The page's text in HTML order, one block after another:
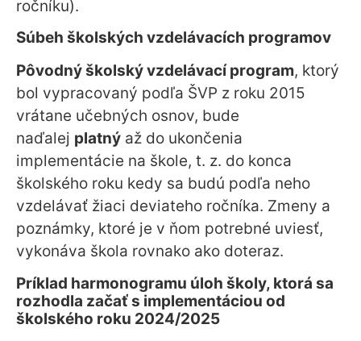
ročníku).
Súbeh školských vzdelávacích programov
Pôvodný školský vzdelávací program, ktorý
bol vypracovaný podľa ŠVP z roku 2015
vrátane učebných osnov, bude
naďalej platný až do ukončenia
implementácie na škole, t. z. do konca
školského roku kedy sa budú podľa neho
vzdelávať žiaci deviateho ročníka. Zmeny a
poznámky, ktoré je v ňom potrebné uviesť,
vykonáva škola rovnako ako doteraz.
Príklad harmonogramu úloh školy, ktorá sa
rozhodla začať s implementáciou od
školského roku 2024/2025